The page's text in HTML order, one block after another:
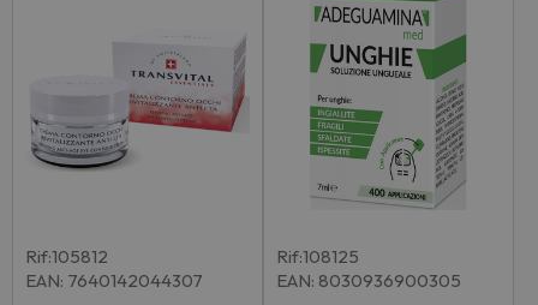
Rif:105812
EAN: 7640142044307
Rif:108125
EAN: 8030936900305